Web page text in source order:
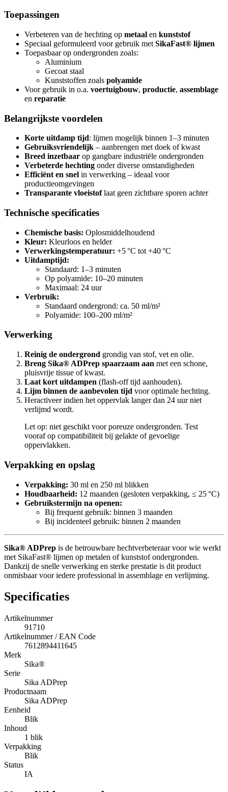
Toepassingen
Verbeteren van de hechting op metaal en kunststof
Speciaal geformuleerd voor gebruik met SikaFast® lijmen
Toepasbaar op ondergronden zoals:
Aluminium
Gecoat staal
Kunststoffen zoals polyamide
Voor gebruik in o.a. voertuigbouw, productie, assemblage
en reparatie
Belangrijkste voordelen
Korte uitdamp tijd: lijmen mogelijk binnen 1–3 minuten
Gebruiksvriendelijk – aanbrengen met doek of kwast
Breed inzetbaar op gangbare industriële ondergronden
Verbeterde hechting onder diverse omstandigheden
Efficiënt en snel in verwerking – ideaal voor
productieomgevingen
Transparante vloeistoflaat geen zichtbare sporen achter
Technische specificaties
Chemische basis: Oplosmiddelhoudend
Kleur: Kleurloos en helder
Verwerkingstemperatuur: +5 °C tot +40 °C
Uitdamptijd:
Standaard: 1–3 minuten
Op polyamide: 10–20 minuten
Maximaal: 24 uur
Verbruik:
Standaard ondergrond: ca. 50 ml/m²
Polyamide: 100–200 ml/m²
Verwerking
Reinig de ondergrond grondig van stof, vet en olie.
Breng Sika® ADPrep spaarzaam aan met een schone,
pluisvrije tissue of kwast.
Laat kort uitdampen (flash-off tijd aanhouden).
Lijm binnen de aanbevolen tijd voor optimale hechting.
Heractiveer indien het oppervlak langer dan 24 uur niet
verlijmd wordt.
Let op: niet geschikt voor poreuze ondergronden. Test
vooraf op compatibiliteit bij gelakte of gevoelige
oppervlakken.
Verpakking en opslag
Verpakking: 30 ml en 250 ml blikken
Houdbaarheid: 12 maanden (gesloten verpakking, ≤ 25 °C)
Gebruikstermijn na openen:
Bij frequent gebruik: binnen 3 maanden
Bij incidenteel gebruik: binnen 2 maanden
Sika® ADPrep is de betrouwbare hechtverbeteraar voor wie werkt
met SikaFast® lijmen op metalen of kunststof ondergronden.
Dankzij de snelle verwerking en sterke prestatie is dit product
onmisbaar voor iedere professional in assemblage en verlijming.
Specificaties
Artikelnummer
91710
Artikelnummer / EAN Code
7612894411645
Merk
Sika®
Serie
Sika ADPrep
Productnaam
Sika ADPrep
Eenheid
Blik
Inhoud
1 blik
Verpakking
Blik
Status
IA